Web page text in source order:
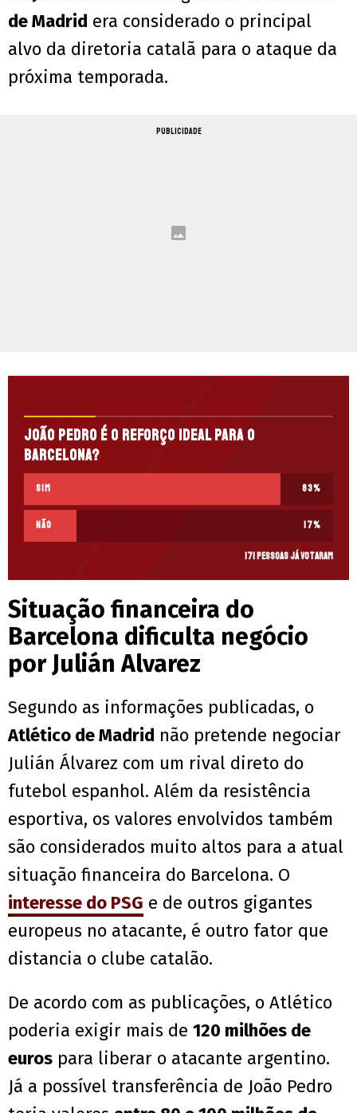
de Madrid era considerado o principal
alvo da diretoria catalã para o ataque da
próxima temporada.
PUBLICIDADE
João Pedro é o reforço ideal para o
Barcelona?
Sim 83%
Não 17%
171 pessoas já votaram
Situação financeira do
Barcelona dificulta negócio
por Julián Alvarez
Segundo as informações publicadas, o
Atlético de Madrid não pretende negociar
Julián Álvarez com um rival direto do
futebol espanhol. Além da resistência
esportiva, os valores envolvidos também
são considerados muito altos para a atual
situação financeira do Barcelona. O
interesse do PSG e de outros gigantes
europeus no atacante, é outro fator que
distancia o clube catalão.
De acordo com as publicações, o Atlético
poderia exigir mais de 120 milhões de
euros para liberar o atacante argentino.
Já a possível transferência de João Pedro